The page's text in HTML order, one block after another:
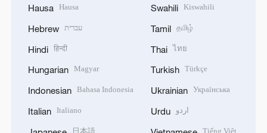
Hausa Hausa
Hebrew עברית
Hindi हिन्दी
Hungarian Magyar
Indonesian Bahasa Indonesia
Italian Italiano
Swahili Kiswahili
Tamil தமிழ்
Thai ไทย
Turkish Türkçe
Ukrainian Українська
Urdu اردو